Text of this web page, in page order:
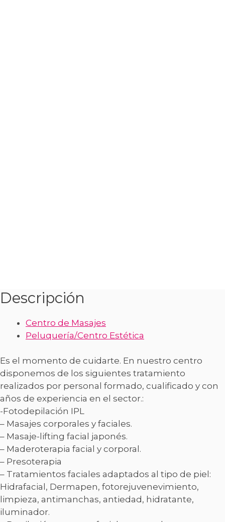
Descripción
Centro de Masajes
Peluquería/Centro Estética
Es el momento de cuidarte. En nuestro centro
disponemos de los siguientes tratamiento
realizados por personal formado, cualificado y con
años de experiencia en el sector.:
-Fotodepilación IPL
– Masajes corporales y faciales.
– Masaje-lifting facial japonés.
– Maderoterapia facial y corporal.
– Presoterapia
– Tratamientos faciales adaptados al tipo de piel:
Hidrafacial, Dermapen, fotorejuvenevimiento,
limpieza, antimanchas, antiedad, hidratante,
iluminador.